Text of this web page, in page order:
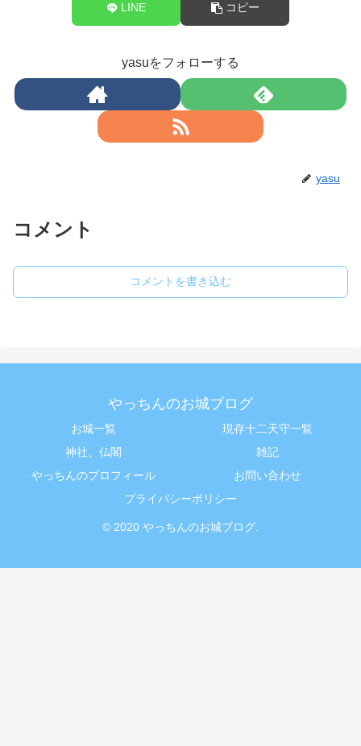
LINE コピー
yasuをフォローする
yasu
コメント
コメントを書き込む
やっちんのお城ブログ
お城一覧
現存十二天守一覧
神社、仏閣
雑記
やっちんのプロフィール
お問い合わせ
プライバシーポリシー
© 2020 やっちんのお城ブログ.